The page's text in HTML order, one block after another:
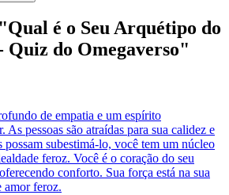
é o Seu Arquétipo do
Quiz do Omegaverso"
de empatia e um espírito
As pessoas são atraídas para sua calidez e
subestimá-lo, você tem um núcleo
feroz. Você é o coração do seu
conforto. Sua força está na sua
amor feroz.